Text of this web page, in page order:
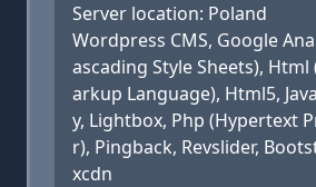
Server location: Poland
Wordpress CMS, Google
ascading Style Sheets), Html
arkup Language), Html5,
y, Lightbox, Php (Hypertext
r), Pingback, Revslider,
xcdn